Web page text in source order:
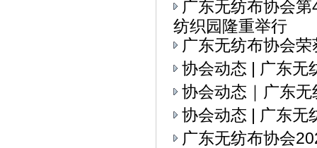
广东无纺布协会
纺织园隆重举行
广东无纺布协会
协会动态 | 广东无
协会动态｜广东
协会动态 | 广东无
广东无纺布协会